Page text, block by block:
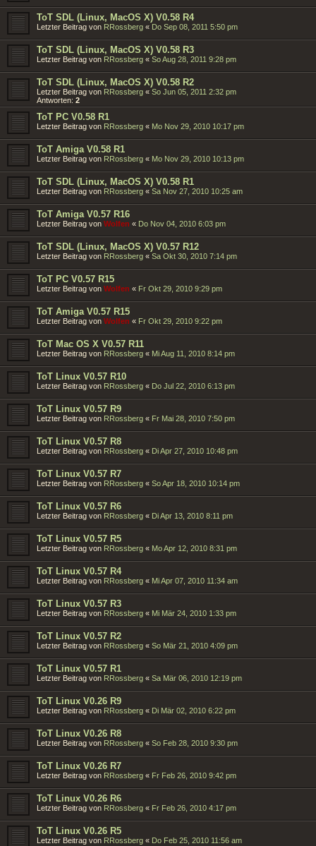
ToT SDL (Linux, MacOS X) V0.58 R4
Letzter Beitrag von RRossberg « Do Sep 08, 2011 5:50 pm
ToT SDL (Linux, MacOS X) V0.58 R3
Letzter Beitrag von RRossberg « So Aug 28, 2011 9:28 pm
ToT SDL (Linux, MacOS X) V0.58 R2
Letzter Beitrag von RRossberg « So Jun 05, 2011 2:32 pm
Antworten: 2
ToT PC V0.58 R1
Letzter Beitrag von RRossberg « Mo Nov 29, 2010 10:17 pm
ToT Amiga V0.58 R1
Letzter Beitrag von RRossberg « Mo Nov 29, 2010 10:13 pm
ToT SDL (Linux, MacOS X) V0.58 R1
Letzter Beitrag von RRossberg « Sa Nov 27, 2010 10:25 am
ToT Amiga V0.57 R16
Letzter Beitrag von Wolfen « Do Nov 04, 2010 6:03 pm
ToT SDL (Linux, MacOS X) V0.57 R12
Letzter Beitrag von RRossberg « Sa Okt 30, 2010 7:14 pm
ToT PC V0.57 R15
Letzter Beitrag von Wolfen « Fr Okt 29, 2010 9:29 pm
ToT Amiga V0.57 R15
Letzter Beitrag von Wolfen « Fr Okt 29, 2010 9:22 pm
ToT Mac OS X V0.57 R11
Letzter Beitrag von RRossberg « Mi Aug 11, 2010 8:14 pm
ToT Linux V0.57 R10
Letzter Beitrag von RRossberg « Do Jul 22, 2010 6:13 pm
ToT Linux V0.57 R9
Letzter Beitrag von RRossberg « Fr Mai 28, 2010 7:50 pm
ToT Linux V0.57 R8
Letzter Beitrag von RRossberg « Di Apr 27, 2010 10:48 pm
ToT Linux V0.57 R7
Letzter Beitrag von RRossberg « So Apr 18, 2010 10:14 pm
ToT Linux V0.57 R6
Letzter Beitrag von RRossberg « Di Apr 13, 2010 8:11 pm
ToT Linux V0.57 R5
Letzter Beitrag von RRossberg « Mo Apr 12, 2010 8:31 pm
ToT Linux V0.57 R4
Letzter Beitrag von RRossberg « Mi Apr 07, 2010 11:34 am
ToT Linux V0.57 R3
Letzter Beitrag von RRossberg « Mi Mär 24, 2010 1:33 pm
ToT Linux V0.57 R2
Letzter Beitrag von RRossberg « So Mär 21, 2010 4:09 pm
ToT Linux V0.57 R1
Letzter Beitrag von RRossberg « Sa Mär 06, 2010 12:19 pm
ToT Linux V0.26 R9
Letzter Beitrag von RRossberg « Di Mär 02, 2010 6:22 pm
ToT Linux V0.26 R8
Letzter Beitrag von RRossberg « So Feb 28, 2010 9:30 pm
ToT Linux V0.26 R7
Letzter Beitrag von RRossberg « Fr Feb 26, 2010 9:42 pm
ToT Linux V0.26 R6
Letzter Beitrag von RRossberg « Fr Feb 26, 2010 4:17 pm
ToT Linux V0.26 R5
Letzter Beitrag von RRossberg « Do Feb 25, 2010 11:56 am